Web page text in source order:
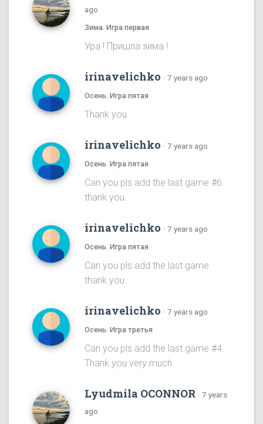
ago
Зима. Игра первая
Ура ! Пришла зима !
irinavelichko · 7 years ago
Осень. Игра пятая
Thank you.
irinavelichko · 7 years ago
Осень. Игра пятая
Can you pls add the last game #6.
thank you.
irinavelichko · 7 years ago
Осень. Игра пятая
Can you pls add the last game.
thank you.
irinavelichko · 7 years ago
Осень. Игра третья
Can you pls add the last game #4.
Thank you very much.
Lyudmila OCONNOR · 7 years
ago